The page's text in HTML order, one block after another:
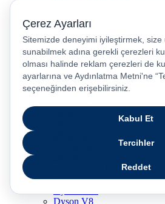
iPhone 15 Plus
iPhone 15 Pro
iPhone 15 Pro Max
iPhone 14
iPhone 14 Plus
iPhone 14 Pro
iPhone 14 Pro Max
Dyson V15 Detect Submarine
Dyson Airstrait
Dyson V8